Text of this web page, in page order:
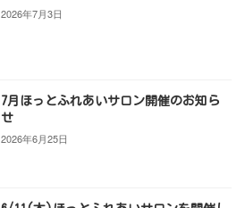
2026年7月3日
7月ほっとふれあいサロン開催のお知ら
せ
2026年6月25日